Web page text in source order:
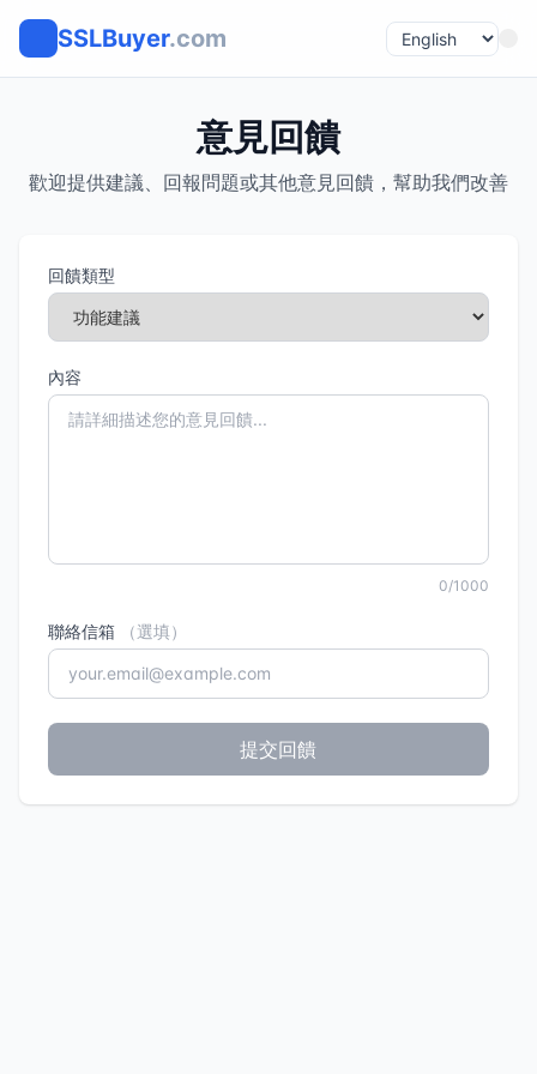
SSLBuyer.com
意見回饋
歡迎提供建議、回報問題或其他意見回饋，幫助我們改善
回饋類型
內容
0/1000
聯絡信箱 （選填）
提交回饋